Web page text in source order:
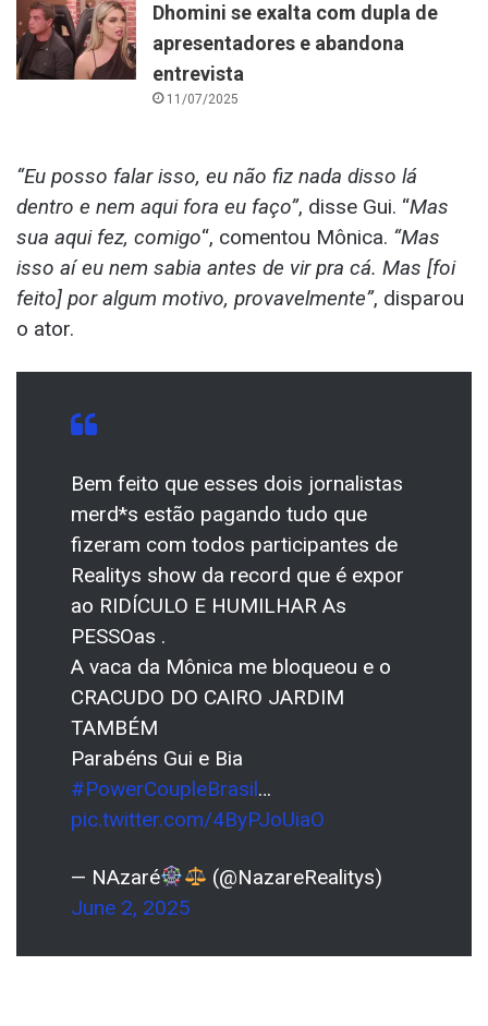
Dhomini se exalta com dupla de
apresentadores e abandona
entrevista
11/07/2025
“Eu posso falar isso, eu não fiz nada disso lá
dentro e nem aqui fora eu faço”, disse Gui. “Mas
sua aqui fez, comigo“, comentou Mônica. “Mas
isso aí eu nem sabia antes de vir pra cá. Mas [foi
feito] por algum motivo, provavelmente”, disparou
o ator.
Bem feito que esses dois jornalistas
merd*s estão pagando tudo que
fizeram com todos participantes de
Realitys show da record que é expor
ao RIDÍCULO E HUMILHAR As
PESSOas .
A vaca da Mônica me bloqueou e o
CRACUDO DO CAIRO JARDIM
TAMBÉM
Parabéns Gui e Bia
#PowerCoupleBrasil…
pic.twitter.com/4ByPJoUiaO
— NAzaré
(@NazareRealitys)
June 2, 2025